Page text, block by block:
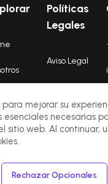
Políticas
Legales
Aviso Legal
Política de
cookies
Política de
Términos y
para mejorar su
esenciales necesarias
sitio web. Al continuar,
Rechazar Opcionales